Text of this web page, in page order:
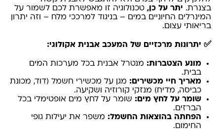
בצנרת. יתר על כן, טכנולוגיה זו מאפשרת לכם לשמור על
המינרלים החיוניים במים – בניגוד למרככי מלח – וזה יתרון
בריאותי עצום.
✅ יתרונות מרכזיים של המעכב אבנית אקולוגי:
מונע הצטברות: מנטרל אבנית בכל מערכות המים
בבית.
מאריך חיי מכשירים: מגן על מכשירי חשמל (דוד, מכונת
כביסה, מדיח) מנזקי קורוזיה ושקיעה.
שומר על לחץ מים: שומר על לחץ מים אופטימלי בכל
הברזים.
הפחתה בהוצאות החשמל: משפר את יעילות גופי
החימום.